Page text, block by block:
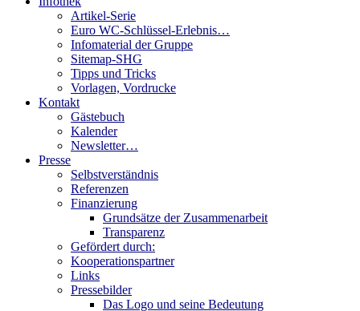
Artikel-Serie
Euro WC-Schlüssel-Erlebnis…
Infomaterial der Gruppe
Sitemap-SHG
Tipps und Tricks
Vorlagen, Vordrucke
Kontakt
Gästebuch
Kalender
Newsletter…
Presse
Selbstverständnis
Referenzen
Finanzierung
Grundsätze der Zusammenarbeit
Transparenz
Gefördert durch:
Kooperationspartner
Links
Pressebilder
Das Logo und seine Bedeutung